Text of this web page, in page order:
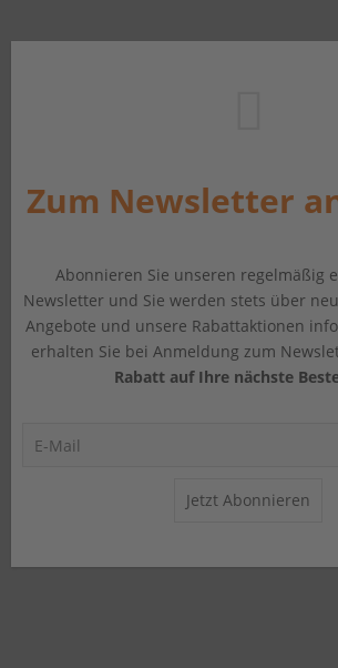
Zum Newsletter
Abonnieren Sie unseren regelmäßig
Newsletter und Sie werden stets über
Angebote und unsere Rabattaktionen
erhalten Sie bei Anmeldung zum
Rabatt auf Ihre nächste
Jetzt Abonnieren